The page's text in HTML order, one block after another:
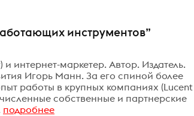
инструментов”
интернет-маркетер. Автор. Издатель.
Игорь Манн. За его спиной более
работы в крупных компаниях (Lucent
собственные и партнерские
подробнее